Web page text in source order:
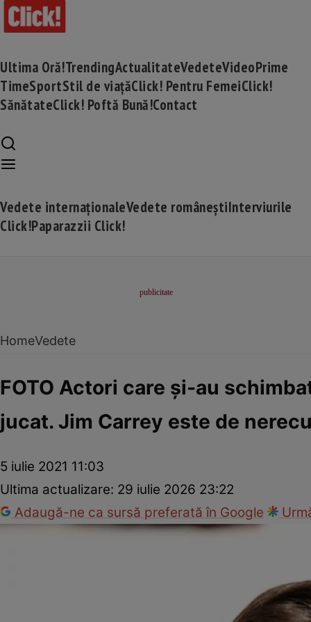
Ultima Oră!TrendingActualitateVedeteVideoPrime
TimeSportStil de viațăClick! Pentru FemeiClick!
SănătateClick! Poftă Bună!Contact
Vedete internaționaleVedete româneștiInterviurile
Click!Paparazzii Click!
HomeVedete
FOTO Actori care şi-au
jucat. Jim Carrey este de
5 iulie 2021 11:03
Ultima actualizare: 29 iulie 2026 23:22
Adaugă-ne ca sursă preferată în Google